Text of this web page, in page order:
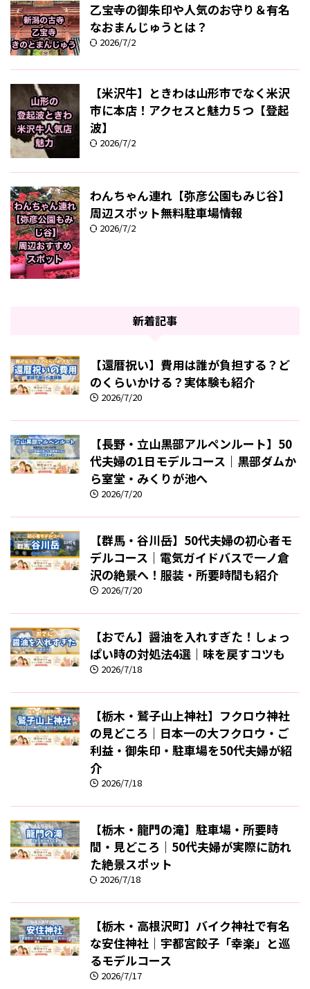
乙宝寺の御朱印や人気のお守り＆有名
なおまんじゅうとは？
2026/7/2
【米沢牛】ときわは山形市でなく米沢
市に本店！アクセスと魅力５つ【登起
波】
2026/7/2
わんちゃん連れ【弥彦公園もみじ谷】
周辺スポット無料駐車場情報
2026/7/2
新着記事
【還暦祝い】費用は誰が負担する？ど
のくらいかける？実体験も紹介
2026/7/20
【長野・立山黒部アルペンルート】50
代夫婦の1日モデルコース｜黒部ダムか
ら室堂・みくりが池へ
2026/7/20
【群馬・谷川岳】50代夫婦の初心者モ
デルコース｜電気ガイドバスで一ノ倉
沢の絶景へ！服装・所要時間も紹介
2026/7/20
【おでん】醤油を入れすぎた！しょっ
ぱい時の対処法4選｜味を戻すコツも
2026/7/18
【栃木・鷲子山上神社】フクロウ神社
の見どころ｜日本一の大フクロウ・ご
利益・御朱印・駐車場を50代夫婦が紹
介
2026/7/18
【栃木・龍門の滝】駐車場・所要時
間・見どころ｜50代夫婦が実際に訪れ
た絶景スポット
2026/7/18
【栃木・高根沢町】バイク神社で有名
な安住神社｜宇都宮餃子「幸楽」と巡
るモデルコース
2026/7/17